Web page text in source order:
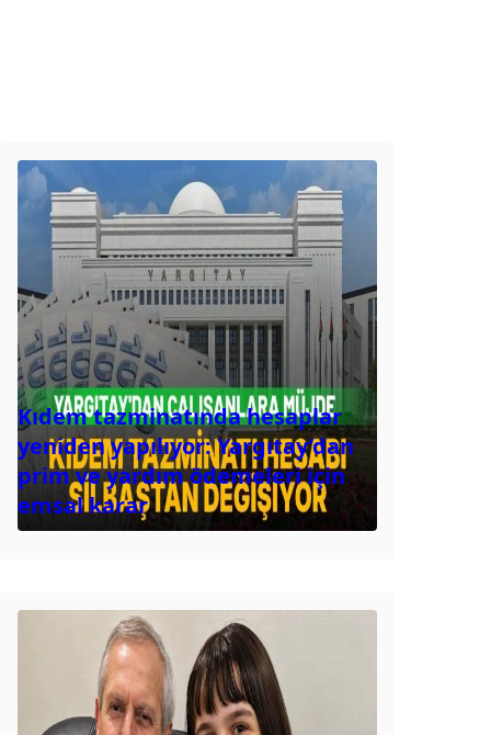
Kıdem tazminatında hesaplar
yeniden yapılıyor: Yargıtay’dan
prim ve yardım ödemeleri için
emsal karar